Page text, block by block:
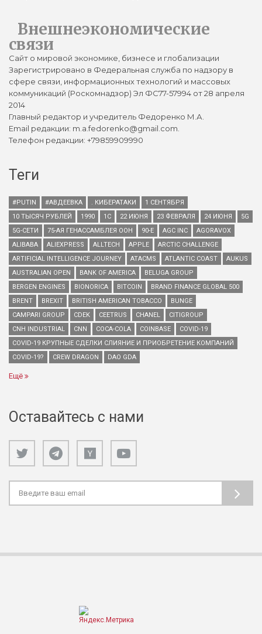
Внешнеэкономические
связи
Сайт о мировой экономике, бизнесе и глобализации
Зарегистрировано в Федеральная служба по надзору в
сфере связи, информационных технологий и массовых
коммуникаций (Роскомнадзор) Эл ФС77-57994 от 28 апреля
2014
Главный редактор и учредитель Федоренко М.А.
Email редакции: m.a.fedorenko@gmail.com.
Телефон редакции: +79859909990
Теги
#PUTIN #АВДЕЕВКА . КИБЕРАТАКИ
1 СЕНТЯБРЯ
10 ТЫСЯЧ РУБЛЕЙ
1990 1С 22 ИЮНЯ 23 ФЕВРАЛЯ 24 ИЮНЯ
5G
5G-СЕТИ
75-АЯ ГЕНАССАМБЛЕЯ ООН 90-Е AGC INC
AGORAVOX
ALIBABA
ALIEXPRESS ALLTECH APPLE
ARCTIC CHALLENGE
ARTIFICIAL INTELLIGENCE JOURNEY
ATACMS ATLANTIC COAST
AUKUS
AUSTRALIAN OPEN
BANK OF AMERICA
BELUGA GROUP
BERGEN ENGINES
BIONORICA BITCOIN
BRAND FINANCE GLOBAL 500
BRENT
BREXIT BRITISH AMERICAN TOBACCO
BUNGE
CAMPARI GROUP
CDEK CEETRUS CHANEL
CITIGROUP
CNH INDUSTRIAL
CNN COCA-COLA COINBASE
COVID-19
COVID-19 КРУПНЫЕ СДЕЛКИ СЛИЯНИЕ И ПРИОБРЕТЕНИЕ КОМПАНИЙ
COVID-19?
CREW DRAGON DAO GDA
Ещё
Оставайтесь с нами